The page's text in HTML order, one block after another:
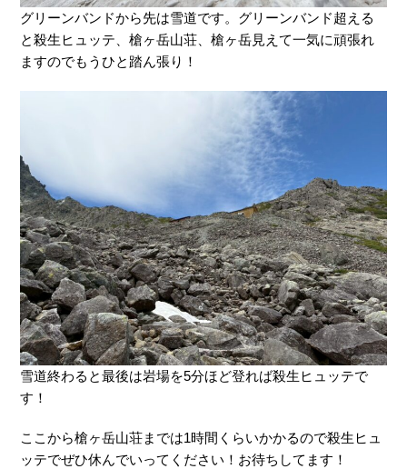
グリーンバンドから先は雪道です。グリーンバンド超える
と殺生ヒュッテ、槍ヶ岳山荘、槍ヶ岳見えて一気に頑張れ
ますのでもうひと踏ん張り！
雪道終わると最後は岩場を5分ほど登れば殺生ヒュッテで
す！
ここから槍ヶ岳山荘までは1時間くらいかかるので殺生ヒュ
ッテでぜひ休んでいってください！お待ちしてます！